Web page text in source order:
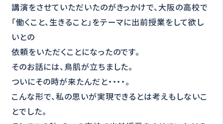
講演をさせていただいたのがきっかけで、大阪の高校で
「働くこと、生きること」をテーマに出前授業をして欲し
いとの
依頼をいただくことになったのです。
そのお話には、鳥肌が立ちました。
ついにその時が来たんだと・・・・。
こんな形で、私の思いが実現できるとは考えもしないこ
とでした。